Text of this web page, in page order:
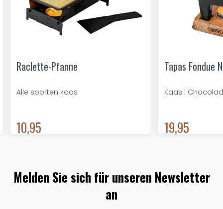
Raclette-Pfanne
Alle soorten kaas
10,95
Tapas Fondue
Kaas |
19,95
Melden Sie sich für unseren Newsletter
an